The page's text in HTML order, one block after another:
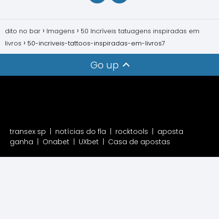
dito no bar Imagens
50 Incríveis tatuagens inspiradas em
livros
50-incriveis-tattoos-inspiradas-em-livros7
Go up
transex sp | notícias do fla | rocktools | aposta
ganha | Onabet | UXbet | Casa de apostas